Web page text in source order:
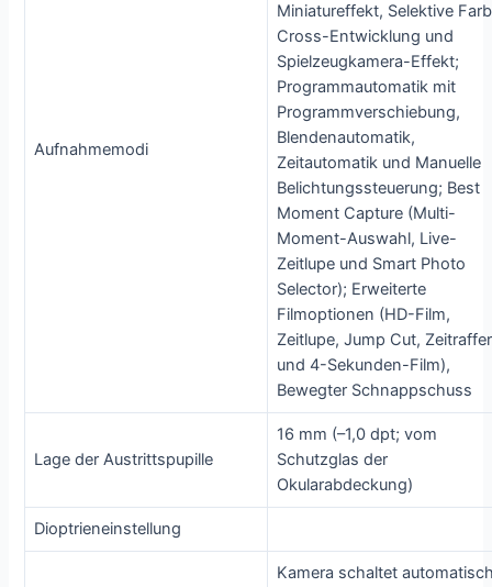
Aufnahmemodi
Miniatureffekt, Selektive
Cross-Entwicklung und
Spielzeugkamera-Effekt;
Programmautomatik mit
Programmverschiebung,
Blendenautomatik,
Zeitautomatik und Manuelle
Belichtungssteuerung; Best
Moment Capture (Multi-
Moment-Auswahl, Live-
Zeitlupe und Smart Photo
Selector); Erweiterte
Filmoptionen (HD-Film,
Zeitlupe, Jump Cut, Zeitraffer
und 4-Sekunden-Film),
Bewegter Schnappschuss
Lage der Austrittspupille
16 mm (–1,0 dpt; vom
Schutzglas der
Okularabdeckung)
Dioptrieneinstellung
Kamera schaltet